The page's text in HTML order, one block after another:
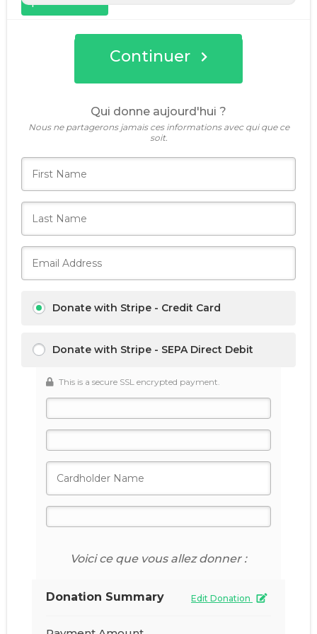
Faites un don
Continuer
Qui donne aujourd'hui ?
Nous ne partagerons jamais ces informations avec qui que ce
soit.
Donate with Stripe - Credit Card
Donate with Stripe - SEPA Direct Debit
This is a secure SSL encrypted payment.
Voici ce que vous allez donner :
Donation Summary Edit Donation